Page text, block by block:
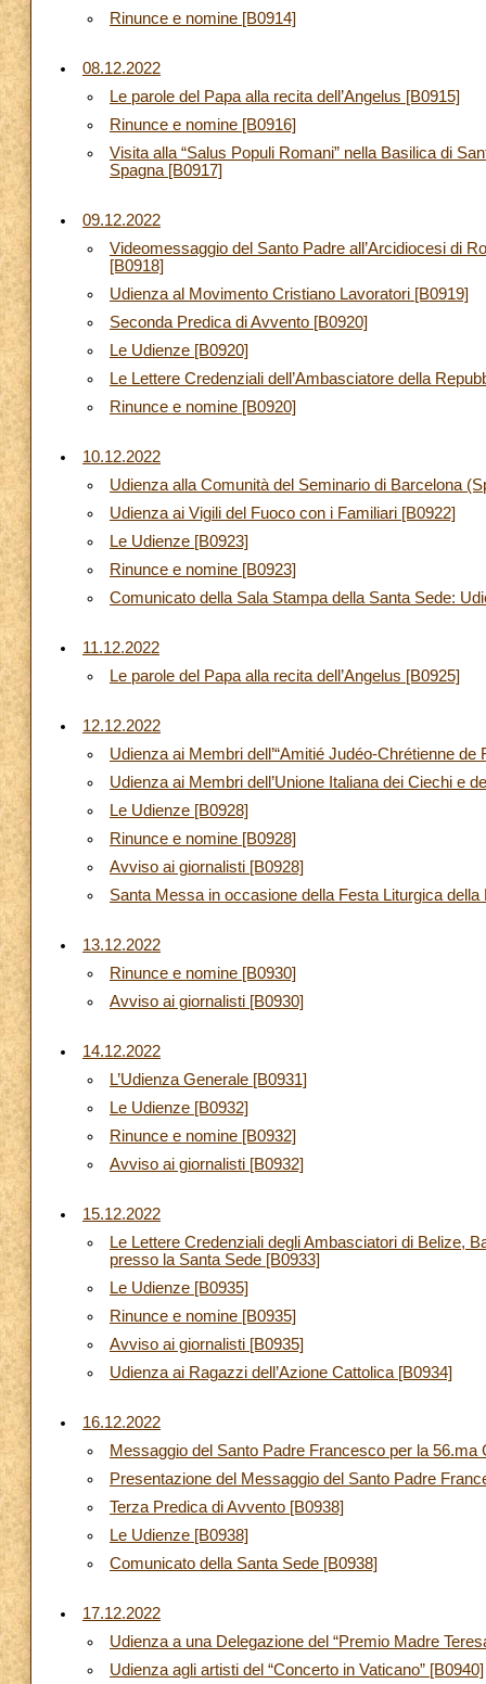
Rinunce e nomine [B0914]
08.12.2022
Le parole del Papa alla recita dell’Angelus [B0915]
Rinunce e nomine [B0916]
Visita alla “Salus Populi Romani” nella Basilica di
Spagna [B0917]
09.12.2022
Videomessaggio del Santo Padre all’Arcidiocesi di
[B0918]
Udienza al Movimento Cristiano Lavoratori [B0919]
Seconda Predica di Avvento [B0920]
Le Udienze [B0920]
Le Lettere Credenziali dell’Ambasciatore della
Rinunce e nomine [B0920]
10.12.2022
Udienza alla Comunità del Seminario di Barcelona
Udienza ai Vigili del Fuoco con i Familiari [B0922]
Le Udienze [B0923]
Rinunce e nomine [B0923]
Comunicato della Sala Stampa della Santa Sede:
11.12.2022
Le parole del Papa alla recita dell’Angelus [B0925]
12.12.2022
Udienza ai Membri dell’“Amitié Judéo-Chrétienne de
Udienza ai Membri dell’Unione Italiana dei Ciechi e
Le Udienze [B0928]
Rinunce e nomine [B0928]
Avviso ai giornalisti [B0928]
Santa Messa in occasione della Festa Liturgica
13.12.2022
Rinunce e nomine [B0930]
Avviso ai giornalisti [B0930]
14.12.2022
L’Udienza Generale [B0931]
Le Udienze [B0932]
Rinunce e nomine [B0932]
Avviso ai giornalisti [B0932]
15.12.2022
Le Lettere Credenziali degli Ambasciatori di Belize,
presso la Santa Sede [B0933]
Le Udienze [B0935]
Rinunce e nomine [B0935]
Avviso ai giornalisti [B0935]
Udienza ai Ragazzi dell’Azione Cattolica [B0934]
16.12.2022
Messaggio del Santo Padre Francesco per la
Presentazione del Messaggio del Santo Padre
Terza Predica di Avvento [B0938]
Le Udienze [B0938]
Comunicato della Santa Sede [B0938]
17.12.2022
Udienza a una Delegazione del “Premio Madre
Udienza agli artisti del “Concerto in Vaticano” [B0940]